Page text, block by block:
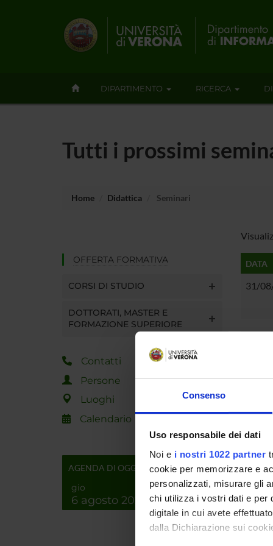
Consenso
Uso responsabile dei dati
Noi e i nostri 1022 partner
cookie per memorizzare e
personalizzati, misurare gli
chi utilizza i vostri dati e per
digitale in cui avete
dalla Dichiarazione sui
DIPARTIMENTO RICERCA
Tutti i prossimi
Home Didattica Seminari
OFFERTA FORMATIVA
CORSI DI STUDIO
DOTTORATI, MASTER E
FORMAZIONE SUPERIORE
Contatti
Persone
Luoghi
Calendario
AGENDA DI OGGI
gio
6 agosto 2026
DATA
31/